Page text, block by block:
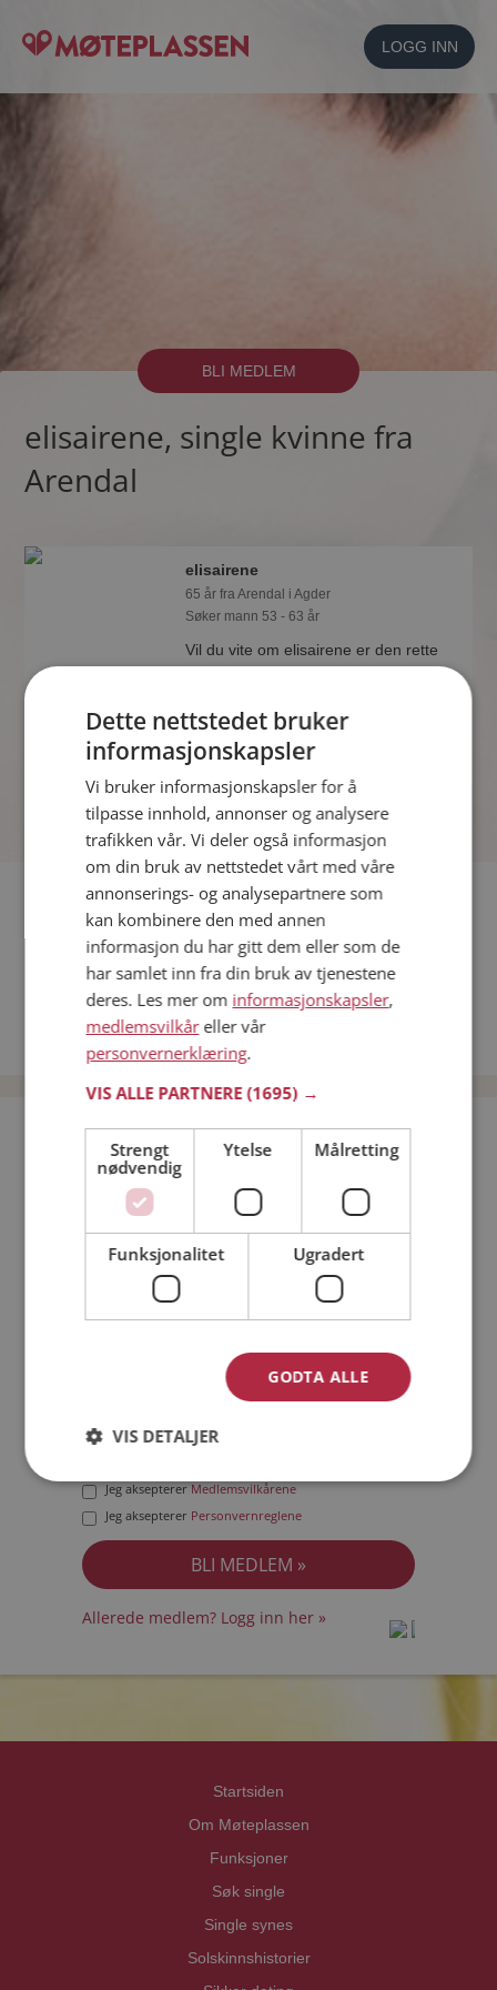
LOGG INN
BLI MEDLEM
elisairene, single kvinne fra
Arendal
elisairene
65 år fra Arendal i Agder
Søker mann 53 - 63 år
Vil du vite om elisairene er den rette
for deg? Bli medlem og se hva
Kanskje en treningsentusiast som deg
selv?
Fler single
Flere singlekvinner fra Arendal:Grete64,ND,Bireli
Menn fra Arendal
Date kvinner i Norge
Date menn i Norge
Bli medlem gratis!
Jeg er en: Mann Kvinne
Min alder:
Jeg akseptererMedlemsvilkårene
Jeg aksepterer Personvernreglene
Allerede medlem? Logg inn her »
Startsiden
Om Møteplassen
Funksjoner
Søk single
Single synes
Solskinnshistorier
Dette nettstedet bruker
informasjonskapsler
Vi bruker informasjonskapsler for å
tilpasse innhold, annonser og analysere
trafikken vår. Vi deler også informasjon
om din bruk av nettstedet vårt med våre
annonserings- og analysepartnere som
kan kombinere den med annen
informasjon du har gitt dem eller som de
har samlet inn fra din bruk av tjenestene
deres. Les mer om informasjonskapsler,
medlemsvilkåreller vår
personvernerklæring.
VIS ALLE PARTNERE(1695) →
Strengt
nødvendig
Ytelse Målretting
Funksjonalitet Ugradert
GODTA ALLE
VIS DETALJER